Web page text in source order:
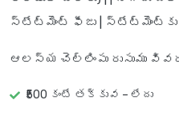
స్టేట్‌మెంట్ ఫీజు | స్టేట్‌మెంట్‌కు
ఆలస్య చెల్లింపు రుసుము
₹500 కంటే తక్కువ – లేదు